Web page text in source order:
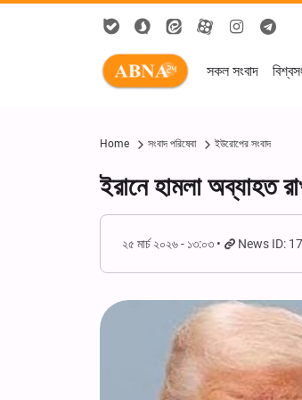
সকল সংবাদ
Home সংবাদ পরিষেবা ইউরোপের সংবাদ
ইরানে হামলা অব্যাহত
২৫ মার্চ ২০২৬ - ১৩:০৩ News ID: